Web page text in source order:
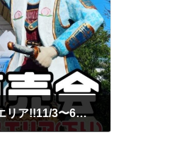
♯427【直売会】今度は山陽自動車道吉備サービスエリア!!11/3〜6で開催中!!【２日目】/あみかフルーツ